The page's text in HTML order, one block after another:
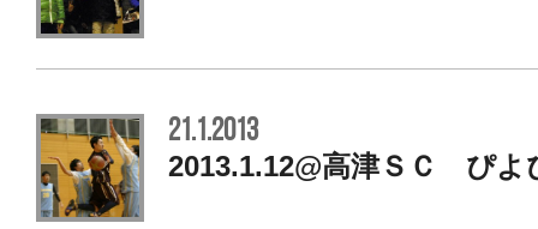
21.1.2013
2013.1.12@高津ＳＣ ぴ